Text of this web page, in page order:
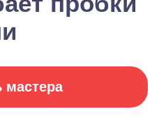
мастера